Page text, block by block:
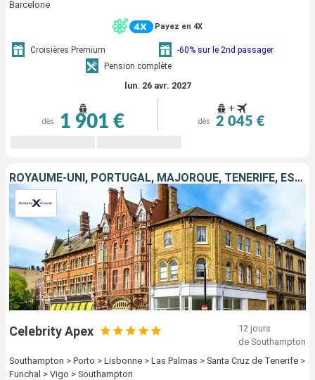
Barcelone
Payez en 4X
Croisières Premium
-60% sur le 2nd passager
Pension complète
lun. 26 avr. 2027
dès 1 901 €
+
dès 2 045 €
ROYAUME-UNI, PORTUGAL, MAJORQUE, TENERIFE, ESPAGNE
Celebrity Apex
12 jours
de Southampton
Southampton > Porto > Lisbonne > Las Palmas > Santa Cruz de Tenerife >
Funchal > Vigo > Southampton